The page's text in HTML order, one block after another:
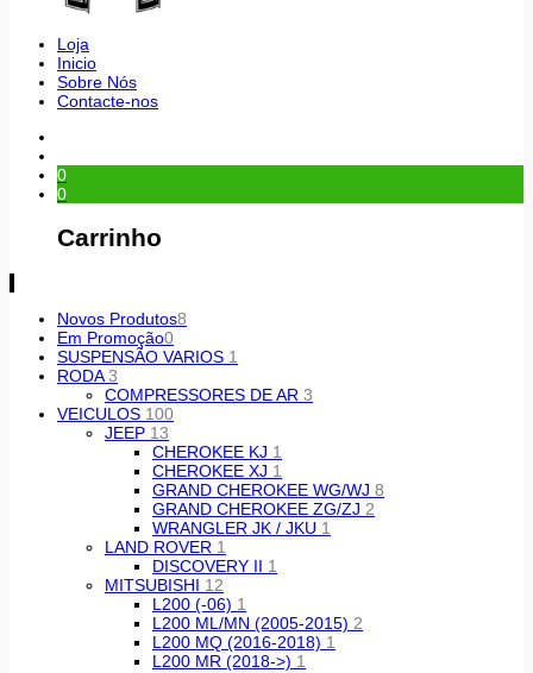
Loja
Inicio
Sobre Nós
Contacte-nos
0
0
Carrinho
Novos Produtos8
Em Promoção0
SUSPENSÃO VARIOS 1
RODA3
COMPRESSORES DE AR 3
VEICULOS 100
JEEP 13
CHEROKEE KJ 1
CHEROKEE XJ 1
GRAND CHEROKEE WG/WJ 8
GRAND CHEROKEE ZG/ZJ 2
WRANGLER JK / JKU 1
LAND ROVER 1
DISCOVERY II 1
MITSUBISHI 12
L200 (-06) 1
L200 ML/MN (2005-2015) 2
L200 MQ (2016-2018) 1
L200 MR (2018->) 1